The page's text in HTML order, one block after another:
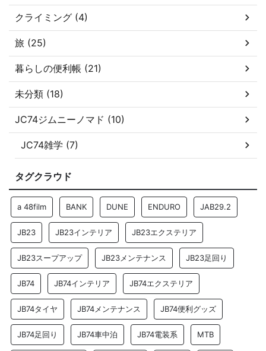
クライミング (4)
旅 (25)
暮らしの便利帳 (21)
未分類 (18)
JC74ジムニーノマド (10)
JC74雑学 (7)
タグクラウド
a 48film BANK DUNE ENDURO JAB29.2
JB23 JB23インテリア JB23エクステリア
JB23スープアップ JB23メンテナンス JB23足回り
JB74 JB74インテリア JB74エクステリア
JB74タイヤ JB74メンテナンス JB74便利グッズ
JB74足回り JB74車中泊 JB74電装系 MTB